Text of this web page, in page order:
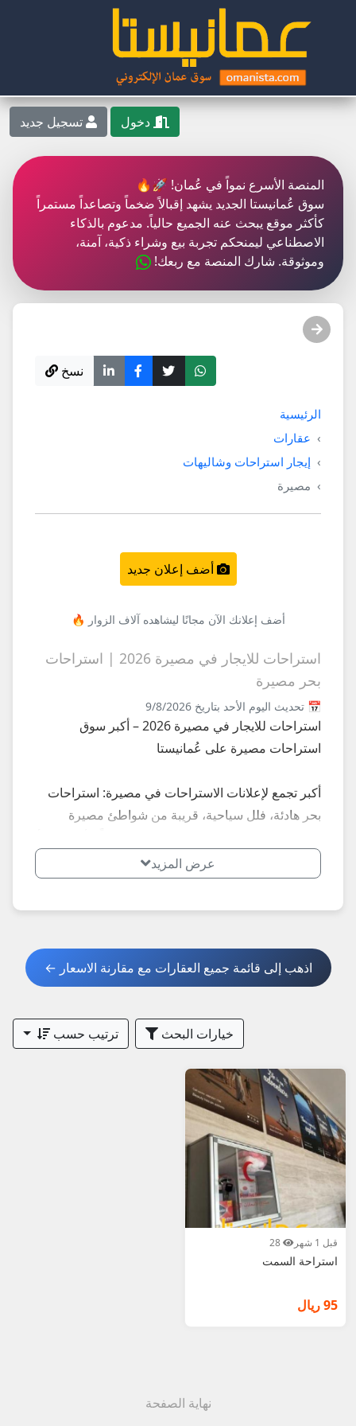
دخول تسجيل جديد
المنصة الأسرع نمواً في عُمان! 🚀🔥
سوق عُمانيستا الجديد يشهد إقبالاً ضخماً وتصاعداً مستمراً
كأكثر موقع يبحث عنه الجميع حالياً. مدعوم بالذكاء
الاصطناعي ليمنحكم تجربة بيع وشراء ذكية، آمنة،
وموثوقة. شارك المنصة مع ربعك!
نسخ
الرئيسية
عقارات
إيجار استراحات وشاليهات
مصيرة
أضف إعلان جديد
أضف إعلانك الآن مجانًا ليشاهده آلاف الزوار 🔥
استراحات للايجار في مصيرة 2026 | استراحات
بحر مصيرة
📅 تحديث اليوم الأحد بتاريخ 9/8/2026
استراحات للايجار في مصيرة 2026 – أكبر سوق
استراحات مصيرة على عُمانيستا
أكبر تجمع لإعلانات الاستراحات في مصيرة: استراحات
بحر هادئة، فلل سياحية، قريبة من شواطئ مصيرة
من 30 ريال يومياً.
- فلل هادئة للعوائل
4. ابحث عن "رخيصة"، "بحر" أو "عائلية".
5. للإيجار الآمن: افحص الاستراحة جيداً، ادفع جزء مقدم
فقط بعد التأكد.
أضف إعلان استراحتك في مصيرة الآن مجاناً – وبِعه
بسرعة! عُمانيستا... سوق الاستراحات في مصيرة الأول.
عرض المزيد
اذهب إلى قائمة جميع العقارات مع مقارنة الاسعار ←
خيارات البحث ترتيب حسب
قبل 1 شهر
استراحة السمت
95 ريال
نهاية الصفحة